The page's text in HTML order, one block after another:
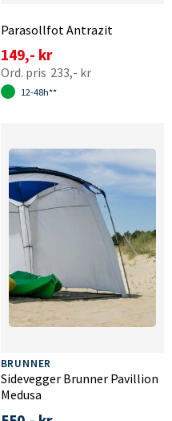
Parasollfot Antrazit
149,- kr
233,- kr
12-48h**
BRUNNER
Sidevegger Brunner Pavillion
Medusa